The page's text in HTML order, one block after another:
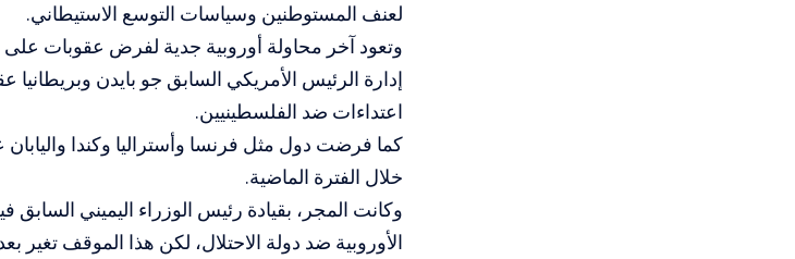
لعنف المستوطنين وسياسات التوسع الاستيطاني.
إدارة الرئيس الأمريكي السابق جو بايدن
اعتداءات ضد الفلسطينيين.
كما فرضت دول مثل فرنسا وأستراليا وكندا
خلال الفترة الماضية.
وكانت المجر، بقيادة رئيس الوزراء اليميني السابق
الأوروبية ضد دولة الاحتلال، لكن هذا الموقف تغير